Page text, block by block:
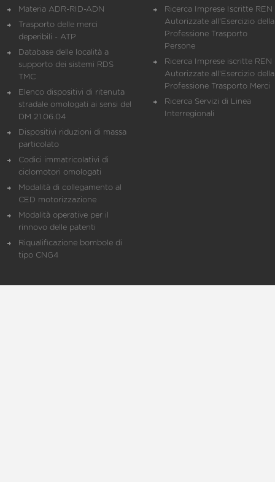
Materia ADR-RID-ADN
Trasporto delle merci
deperibili - ATP
Database delle località a
supporto dei sistemi RDS
TMC
Elenco dispositivi di ritenuta
stradale omologati ai sensi del
DM 21.06.04
Dispositivi riduzioni di massa
particolato
Codici immatricolativi di
ciclomotori omologati
Modalità di collegamento al
CED motorizzazione
Modalità operative per il
rinnovo delle patenti
Riqualificazione bombole di
tipo CNG4
Ricerca Imprese Iscritte REN
Autorizzate all'Esercizio della
Professione Trasporto
Persone
Ricerca Imprese iscritte REN
Autorizzate all'Esercizio della
Professione Trasporto Merci
Ricerca Servizi di Linea
Interregionali